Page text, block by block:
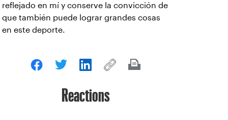
reflejado en mí y conserve la convicción de
que también puede lograr grandes cosas
en este deporte.
Reactions